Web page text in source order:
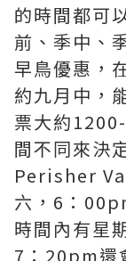
的時間都可
前、季中、
早鳥優惠，
約九月中，
票大約
間不同來決
Perisher
六，6：
時間內有星
7：20pm還